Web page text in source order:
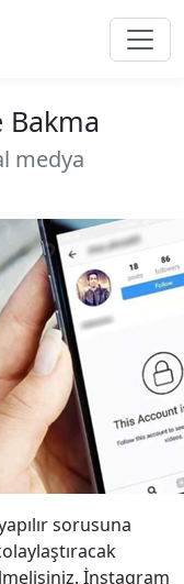
medya
sorusuna
İnstagram